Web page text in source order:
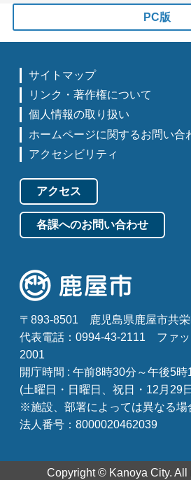
PC版
サイトマップ
リンク・著作権について
個人情報の取り扱い
ホームページに関するお問い合
アクセシビリティ
アクセス
各課へのお問い合わせ
〒893-8501
鹿児島県鹿屋市共
代表電話：0994-43-2111
ファ
2001
開庁時間 : 午前8時30分～午後5時
(土曜日・日曜日、祝日・12月29
※施設、部署によっては異なる場
法人番号：8000020462039
Copyright © Kanoya City. All